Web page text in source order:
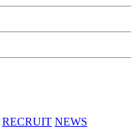
RECRUIT NEWS